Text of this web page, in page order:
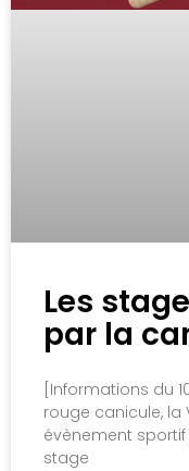
Les
par la
[Informations du
rouge canicule, la
évènement sportif
stage